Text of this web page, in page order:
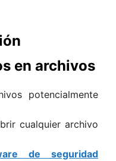
en archivos
potencialmente
cualquier archivo
de seguridad